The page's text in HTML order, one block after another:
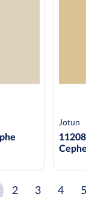
Jotun
2 3 4 5